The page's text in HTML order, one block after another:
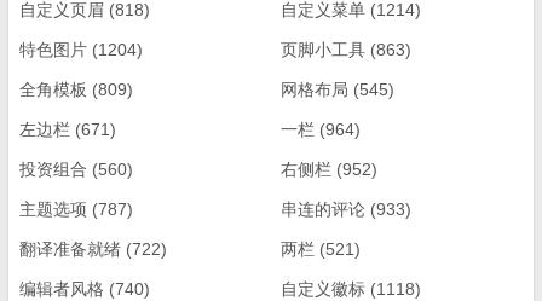
自定义页眉 (818) 自定义菜单 (1214)
特色图片 (1204) 页脚小工具 (863)
全角模板 (809) 网格布局 (545)
左边栏 (671) 一栏 (964)
投资组合 (560) 右侧栏 (952)
主题选项 (787) 串连的评论 (933)
翻译准备就绪 (722) 两栏 (521)
编辑者风格 (740) 自定义徽标 (1118)